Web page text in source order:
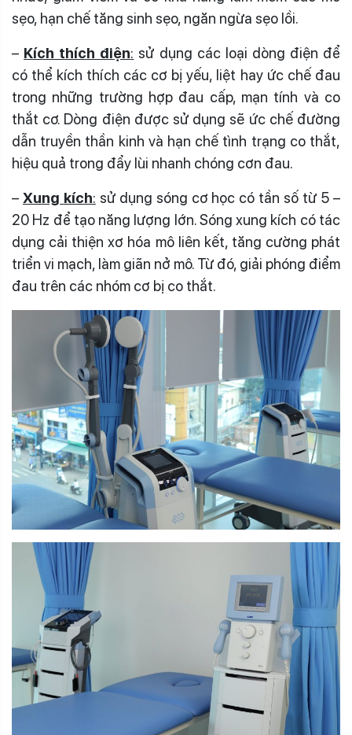
sẹo, hạn chế tăng sinh sẹo, ngăn ngừa sẹo lồi.
– Kích thích điện: sử dụng các loại dòng điện để
có thể kích thích các cơ bị yếu, liệt hay ức chế đau
trong những trường hợp đau cấp, mạn tính và co
thắt cơ. Dòng điện được sử dụng sẽ ức chế đường
dẫn truyền thần kinh và hạn chế tình trạng co thắt,
hiệu quả trong đẩy lùi nhanh chóng cơn đau.
– Xung kích: sử dụng sóng cơ học có tần số từ 5 –
20 Hz để tạo năng lượng lớn. Sóng xung kích có tác
dụng cải thiện xơ hóa mô liên kết, tăng cường phát
triển vi mạch, làm giãn nở mô. Từ đó, giải phóng điểm
đau trên các nhóm cơ bị co thắt.